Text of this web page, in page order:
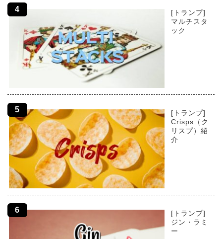
[トランプ]
マルチスタ
ック
[トランプ]
Crisps（ク
リスプ）紹
介
[トランプ]
ジン・ラミ
ー